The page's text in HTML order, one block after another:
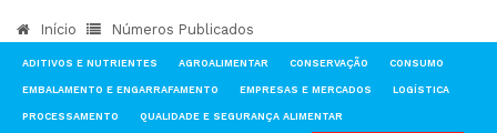
Início Números Publicados
ADITIVOS E NUTRIENTES AGROALIMENTAR CONSERVAÇÃO CONSUMO
EMBALAMENTO E ENGARRAFAMENTO EMPRESAS E MERCADOS LOGÍSTICA
PROCESSAMENTO QUALIDADE E SEGURANÇA ALIMENTAR